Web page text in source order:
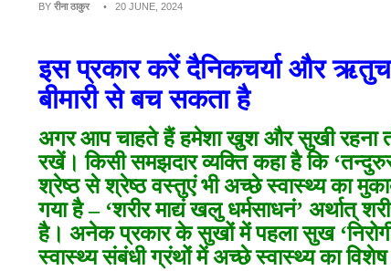
BY रीना ठाकुर • 20 JUNE, 2024
इस प्रकार करें दैनिकचर्या और
बीमारी से बच सकता है
अगर आप चाहते हैं हमेशा खुश और सुखी
रखें। किसी समझदार व्यक्ति कहा है कि
श्रेष्ठ से श्रेष्ठ वस्तुएं भी अच्छे स्वास्थ्य का
गया है – ‘शरीर माद्यं खलु धर्मसाधनं’ अर्थात्
है। अनेक प्रकार के सुखों में पहला सुख
स्वास्थ्य संबंधी ग्रंथों में अच्छे स्वास्थ्य का विशेष